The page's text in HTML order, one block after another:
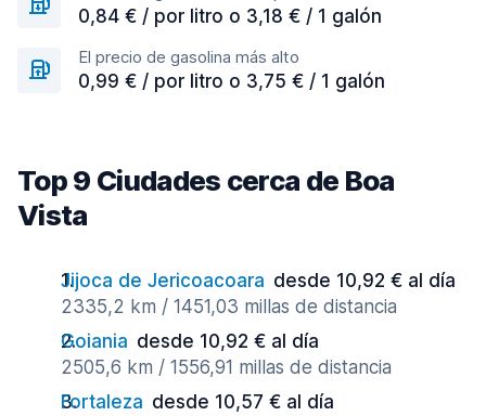
0,84 € / por litro o 3,18 € / 1 galón
El precio de gasolina más alto
0,99 € / por litro o 3,75 € / 1 galón
Top 9 Ciudades cerca de Boa
Vista
Jijoca de Jericoacoara desde 10,92 € al día
2335,2 km / 1451,03 millas de distancia
Goiania desde 10,92 € al día
2505,6 km / 1556,91 millas de distancia
Fortaleza desde 10,57 € al día